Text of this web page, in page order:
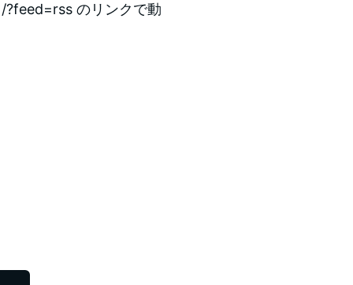
?feed=rss のリンクで動